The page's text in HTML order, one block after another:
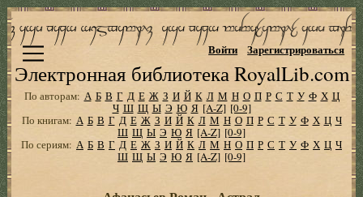
Электронная библиотека RoyalLib.com
Войти Зарегистрироваться
По авторам: А Б В Г Д Е Ж З И Й К Л М Н О П Р С Т У Ф Х Ц
Ч Ш Щ Ы Э Ю Я [A-Z] [0-9]
По книгам: А Б В Г Д Е Ж З И Й К Л М Н О П Р С Т У Ф Х Ц Ч
Ш Щ Ы Э Ю Я [A-Z] [0-9]
По сериям: А Б В Г Д Е Ж З И Й К Л М Н О П Р С Т У Ф Х Ц Ч
Ш Щ Ы Э Ю Я [A-Z] [0-9]